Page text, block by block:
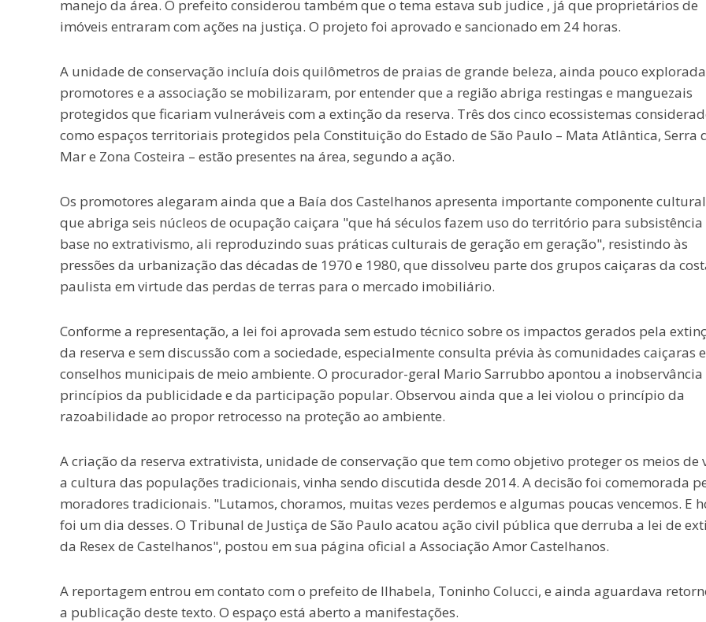
manejo da área. O prefeito considerou também que o tema estava sub judice , já que proprietários de
imóveis entraram com ações na justiça. O projeto foi aprovado e sancionado em 24 horas.
A unidade de conservação incluía dois quilômetros de praias de grande beleza, ainda pouco
promotores e a associação se mobilizaram, por entender que a região abriga restingas e manguezais
protegidos que ficariam vulneráveis com a extinção da reserva. Três dos cinco ecossistemas
como espaços territoriais protegidos pela Constituição do Estado de São Paulo – Mata Atlântica, Serra
Mar e Zona Costeira – estão presentes na área, segundo a ação.
Os promotores alegaram ainda que a Baía dos Castelhanos apresenta importante componente
que abriga seis núcleos de ocupação caiçara "que há séculos fazem uso do território para subsistência
base no extrativismo, ali reproduzindo suas práticas culturais de geração em geração", resistindo às
pressões da urbanização das décadas de 1970 e 1980, que dissolveu parte dos grupos caiçaras da
paulista em virtude das perdas de terras para o mercado imobiliário.
Conforme a representação, a lei foi aprovada sem estudo técnico sobre os impactos gerados pela
da reserva e sem discussão com a sociedade, especialmente consulta prévia às comunidades caiçaras
conselhos municipais de meio ambiente. O procurador-geral Mario Sarrubbo apontou a inobservância
princípios da publicidade e da participação popular. Observou ainda que a lei violou o princípio da
razoabilidade ao propor retrocesso na proteção ao ambiente.
A criação da reserva extrativista, unidade de conservação que tem como objetivo proteger os meios de
a cultura das populações tradicionais, vinha sendo discutida desde 2014. A decisão foi comemorada
moradores tradicionais. "Lutamos, choramos, muitas vezes perdemos e algumas poucas vencemos. E
foi um dia desses. O Tribunal de Justiça de São Paulo acatou ação civil pública que derruba a lei de
da Resex de Castelhanos", postou em sua página oficial a Associação Amor Castelhanos.
A reportagem entrou em contato com o prefeito de Ilhabela, Toninho Colucci, e ainda aguardava
a publicação deste texto. O espaço está aberto a manifestações.